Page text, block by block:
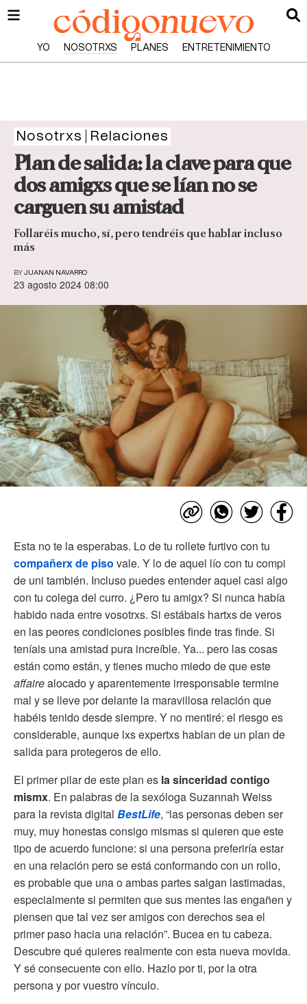
YO NOSOTRXS PLANES ENTRETENIMIENTO
Nosotrxs Relaciones
Plan de salida: la clave para que
dos amigxs que se lían no se
carguen su amistad
Follaréis mucho, sí, pero tendréis que hablar incluso
más
BY JUANAN NAVARRO
23 agosto 2024 08:00
Esta no te la esperabas. Lo de tu rollete furtivo con tu
compañerx de piso vale. Y lo de aquel lío con tu compi
de uni también. Incluso puedes entender aquel casi algo
con tu colega del curro. ¿Pero tu amigx? Si nunca había
habido nada entre vosotrxs. Si estábais hartxs de veros
en las peores condiciones posibles finde tras finde. Si
teníais una amistad pura increíble. Ya... pero las cosas
están como están, y tienes mucho miedo de que este
affairealocado y aparentemente irresponsable termine
mal y se lleve por delante la maravillosa relación que
habéis tenido desde siempre. Y no mentiré: el riesgo es
considerable, aunque lxs expertxs hablan de un plan de
salida para protegeros de ello.
El primer pilar de este plan es la sinceridad contigo
mismx. En palabras de la sexóloga Suzannah Weiss
para la revista digital BestLife, “las personas deben ser
muy, muy honestas consigo mismas si quieren que este
tipo de acuerdo funcione: si una persona preferiría estar
en una relación pero se está conformando con un rollo,
es probable que una o ambas partes salgan lastimadas,
especialmente si permiten que sus mentes las engañen y
piensen que tal vez ser amigos con derechos sea el
primer paso hacia una relación”. Bucea en tu cabeza.
Descubre qué quieres realmente con esta nueva movida.
Y sé consecuente con ello. Hazlo por ti, por la otra
persona y por vuestro vínculo.